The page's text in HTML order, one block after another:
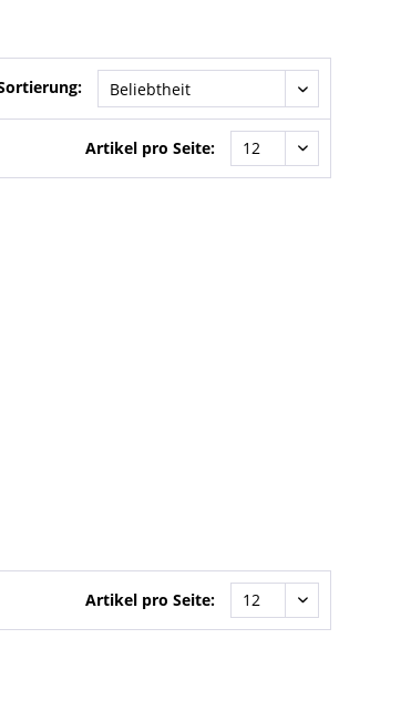
Artikel pro Seite:
Artikel pro Seite: